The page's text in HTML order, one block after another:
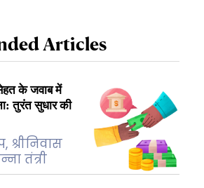
Articles
के जवाब में
तुरंत सुधार की
श्रीनिवास
तंत्री